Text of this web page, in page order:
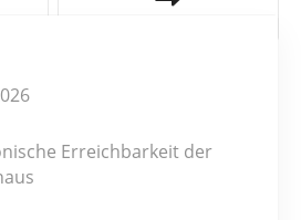
Erreichbarkeit der